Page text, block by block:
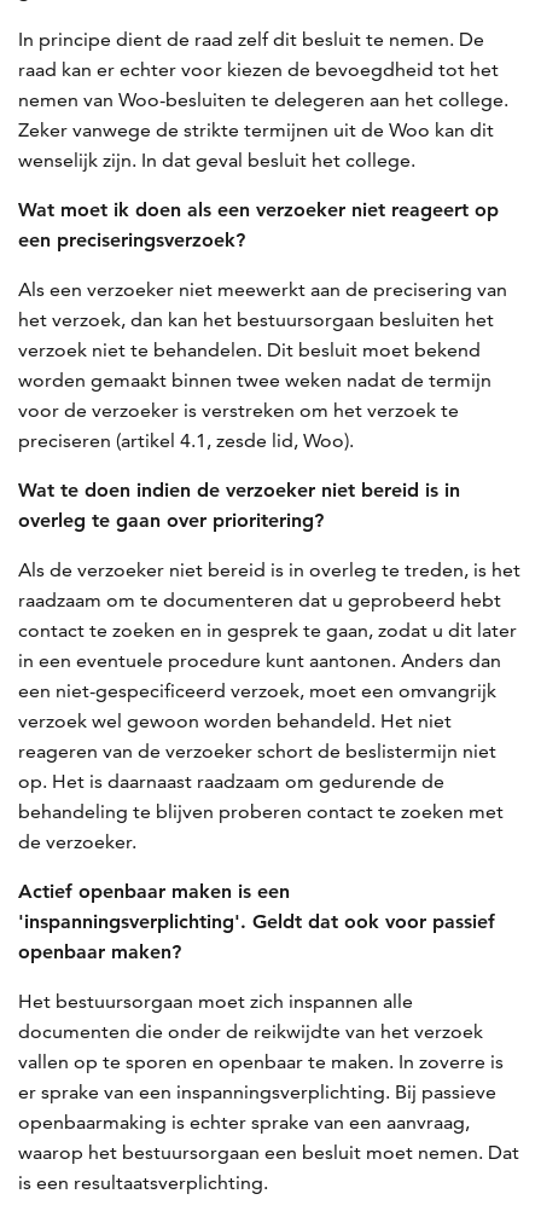
In principe dient de raad zelf dit besluit te nemen. De
raad kan er echter voor kiezen de bevoegdheid tot het
nemen van Woo-besluiten te delegeren aan het college.
Zeker vanwege de strikte termijnen uit de Woo kan dit
wenselijk zijn. In dat geval besluit het college.
Wat moet ik doen als een verzoeker niet reageert op
een preciseringsverzoek?
Als een verzoeker niet meewerkt aan de precisering van
het verzoek, dan kan het bestuursorgaan besluiten het
verzoek niet te behandelen. Dit besluit moet bekend
worden gemaakt binnen twee weken nadat de termijn
voor de verzoeker is verstreken om het verzoek te
preciseren (artikel 4.1, zesde lid, Woo).
Wat te doen indien de verzoeker niet bereid is in
overleg te gaan over prioritering?
Als de verzoeker niet bereid is in overleg te treden, is het
raadzaam om te documenteren dat u geprobeerd hebt
contact te zoeken en in gesprek te gaan, zodat u dit later
in een eventuele procedure kunt aantonen. Anders dan
een niet-gespecificeerd verzoek, moet een omvangrijk
verzoek wel gewoon worden behandeld. Het niet
reageren van de verzoeker schort de beslistermijn niet
op. Het is daarnaast raadzaam om gedurende de
behandeling te blijven proberen contact te zoeken met
de verzoeker.
Actief openbaar maken is een
'inspanningsverplichting'. Geldt dat ook voor passief
openbaar maken?
Het bestuursorgaan moet zich inspannen alle
documenten die onder de reikwijdte van het verzoek
vallen op te sporen en openbaar te maken. In zoverre is
er sprake van een inspanningsverplichting. Bij passieve
openbaarmaking is echter sprake van een aanvraag,
waarop het bestuursorgaan een besluit moet nemen. Dat
is een resultaatsverplichting.